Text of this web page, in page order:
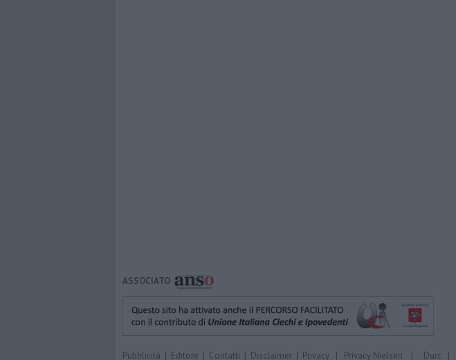
ASSOCIATO
Pubblicità | Editore | Contatti | Disclaimer | Privacy | Privacy Nielsen | Durc |